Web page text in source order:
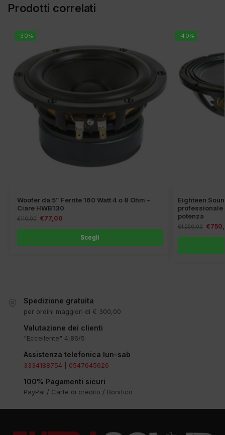
Prodotti correlati
-30%
Woofer da 5″ Ferrite 160 Watt 4 o 8 Ohm –
Ciare HWB130
€110,00 €77,00
Scegli
-40%
Eighteen
professionale
potenza
€1.250,00 €
Spedizione gratuita
per ordini maggiori di € 300,00
Valutazione dei clienti
"Eccellente" 4,86/5
Assistenza telefonica lun-sab
3334188754 0547645626
100% Pagamenti sicuri
PayPal / Carte di credito / Bonifico